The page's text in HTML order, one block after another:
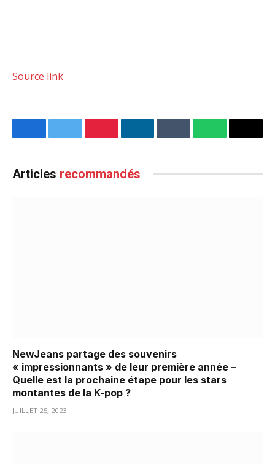
Source link
FacebookTwitterPinterestLinkedInTumblrWhatsApp
Email
Articles recommandés
NewJeans partage des souvenirs
« impressionnants » de leur première année –
Quelle est la prochaine étape pour les stars
montantes de la K-pop ?
JUILLET 25, 2023